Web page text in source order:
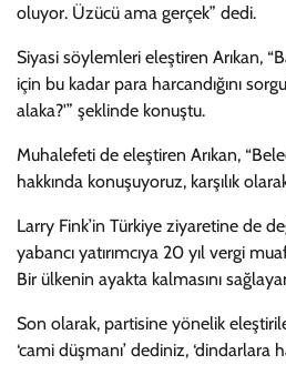
oluyor. Üzücü ama gerçek” dedi.
Siyasi söylemleri eleştiren Arıkan,
için bu kadar para harcandığını
alaka?'” şeklinde konuştu.
Muhalefeti de eleştiren Arıkan,
hakkında konuşuyoruz, karşılık
Larry Fink’in Türkiye ziyaretine de
yabancı yatırımcıya 20 yıl vergi
Bir ülkenin ayakta kalmasını
Son olarak, partisine yönelik
‘cami düşmanı’ dediniz,